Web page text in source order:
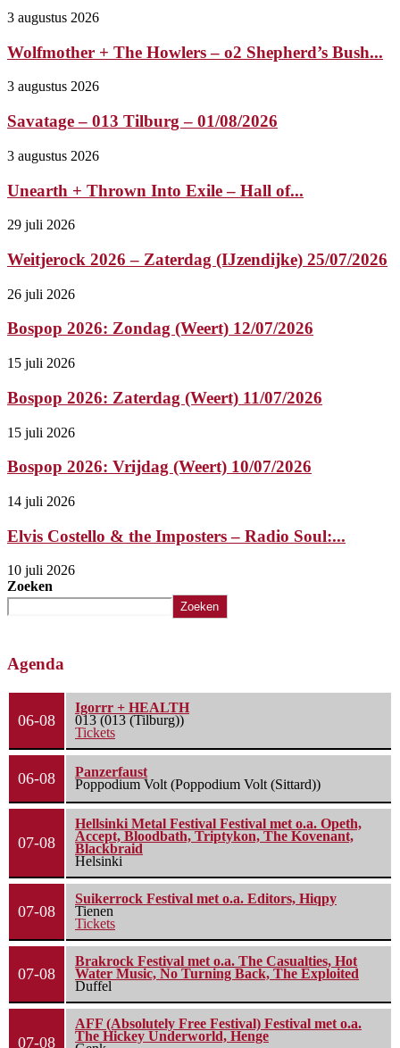
3 augustus 2026
Wolfmother + The Howlers – o2 Shepherd’s Bush...
3 augustus 2026
Savatage – 013 Tilburg – 01/08/2026
3 augustus 2026
Unearth + Thrown Into Exile – Hall of...
29 juli 2026
Weitjerock 2026 – Zaterdag (IJzendijke) 25/07/2026
26 juli 2026
Bospop 2026: Zondag (Weert) 12/07/2026
15 juli 2026
Bospop 2026: Zaterdag (Weert) 11/07/2026
15 juli 2026
Bospop 2026: Vrijdag (Weert) 10/07/2026
14 juli 2026
Elvis Costello & the Imposters – Radio Soul:...
10 juli 2026
Zoeken
Zoeken
Agenda
06-08
Igorrr + HEALTH
013 (013 (Tilburg))
Tickets
06-08
Panzerfaust
Poppodium Volt (Poppodium Volt (Sittard))
07-08
Hellsinki Metal Festival Festival met o.a. Opeth,
Accept, Bloodbath, Triptykon, The Kovenant,
Blackbraid
Helsinki
07-08
Suikerrock Festival met o.a. Editors, Hiqpy
Tienen
Tickets
07-08
Brakrock Festival met o.a. The Casualties, Hot
Water Music, No Turning Back, The Exploited
Duffel
07-08
AFF (Absolutely Free Festival) Festival met o.a.
The Hickey Underworld, Henge